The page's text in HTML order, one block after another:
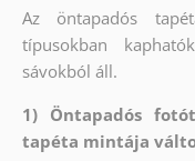
Az öntapadós
típusokban
sávokból áll.
1) Öntapadós
tapéta mintája